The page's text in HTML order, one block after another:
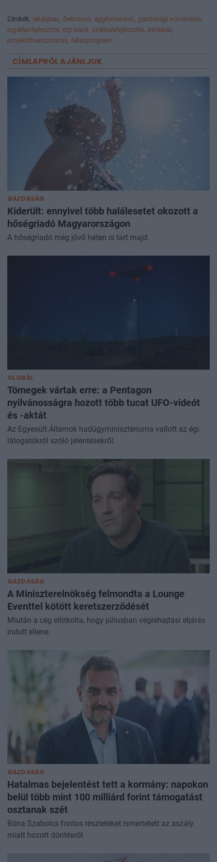
Címkék: lakáspiac, Debrecen, agglomeráció, gazdasági növekedés,
ingatlanfejlesztés, otp bank, szállodafejlesztés, bérlakás,
projektfinanszírozás, lakásprogram
CÍMLAPRÓL AJÁNLJUK
GAZDASÁG
Kiderült: ennyivel több halálesetet okozott a
hőségriadó Magyarországon
A hőségriadó még jövő héten is tart majd.
GLOBÁL
Tömegek vártak erre: a Pentagon
nyilvánosságra hozott több tucat UFO-videót
és -aktát
Az Egyesült Államok hadügyminisztériuma vallott az égi
látogatókról szóló jelentésekről.
GAZDASÁG
A Miniszterelnökség felmondta a Lounge
Eventtel kötött keretszerződését
Miután a cég eltitkolta, hogy júliusban végrehajtási eljárás
indult ellene.
GAZDASÁG
Hatalmas bejelentést tett a kormány: napokon
belül több mint 100 milliárd forint támogatást
osztanak szét
Bóna Szabolcs fontos részleteket ismertetett az aszály
miatt hozott döntésről.